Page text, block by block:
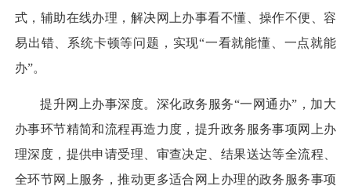
式，辅助在线办理，解决网上办事看不懂、操作不便、容
易出错、系统卡顿等问题，实现“一看就能懂、一点就能
办”。
提升网上办事深度。 深化政务服务“一网通办”，加大
办事环节精简和流程再造力度，提升政务服务事项网上办
理深度，提供申请受理、审查决定、结果送达等全流程、
全环节网上服务，推动更多适合网上办理的政务服务事项